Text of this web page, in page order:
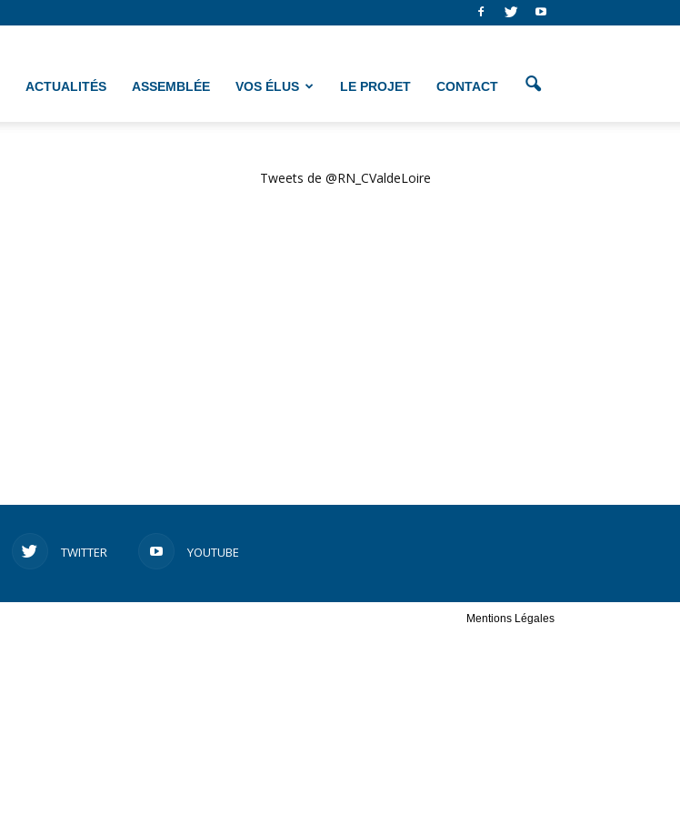
ACTUALITÉS ASSEMBLÉE VOS ÉLUS LE PROJET CONTACT
Tweets de @RN_CValdeLoire
TWITTER YOUTUBE
Mentions Légales